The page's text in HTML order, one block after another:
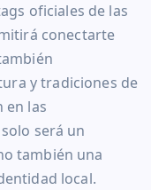
oficiales de las
conectarte
y tradiciones de
en las
será un
también una
local.